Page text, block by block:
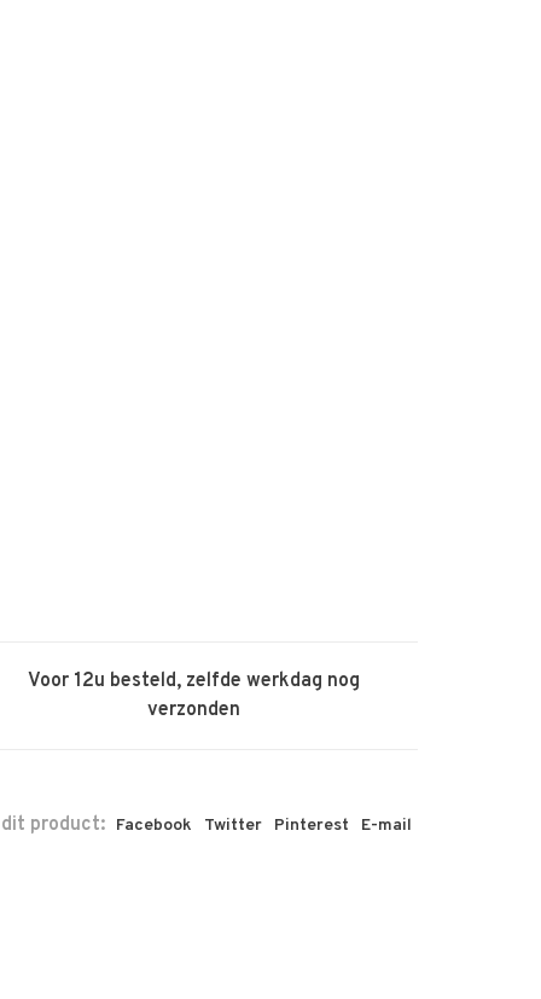
Voor 12u besteld, zelfde werkdag nog
verzonden
product: Facebook Twitter Pinterest E-mail